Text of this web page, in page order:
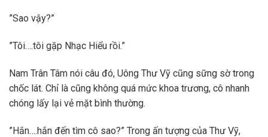
”Sao vậy?”
”Tôi….tôi gặp Nhạc Hiểu rồi.”
Nam Trân Tâm nói câu đó, Uông Thư Vỹ cũng sững sờ trong
chốc lát. Chỉ là cũng không quá mức khoa trương, cô nhanh
chóng lấy lại vẻ mặt bình thường.
”Hắn….hắn đến tìm cô sao?” Trong ấn tượng của Thư Vỹ,